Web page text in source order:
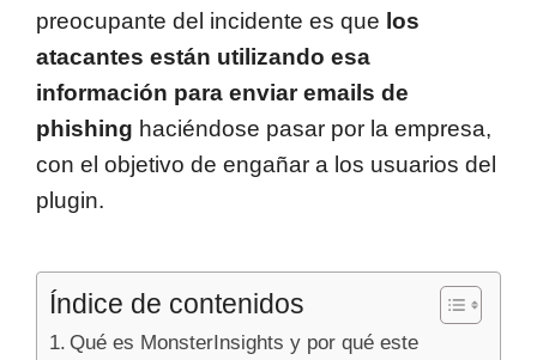
preocupante del incidente es que los
atacantes están utilizando esa
información para enviar emails de
phishing haciéndose pasar por la empresa,
con el objetivo de engañar a los usuarios del
plugin.
Índice de contenidos
Qué es MonsterInsights y por qué este